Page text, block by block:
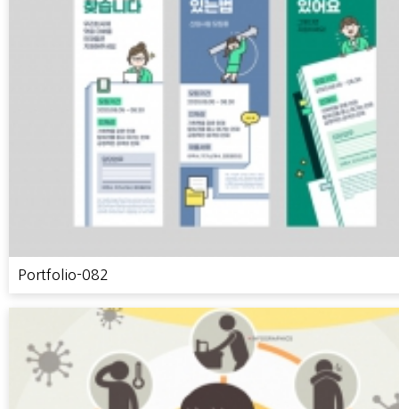
Portfolio-082